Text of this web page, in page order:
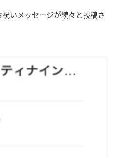
いメッセージが続々と投稿さ